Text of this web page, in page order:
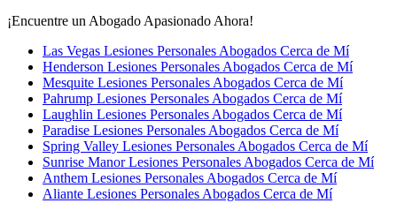
¡Encuentre un Abogado Apasionado Ahora!
Las Vegas Lesiones Personales Abogados Cerca de Mí
Henderson Lesiones Personales Abogados Cerca de Mí
Mesquite Lesiones Personales Abogados Cerca de Mí
Pahrump Lesiones Personales Abogados Cerca de Mí
Laughlin Lesiones Personales Abogados Cerca de Mí
Paradise Lesiones Personales Abogados Cerca de Mí
Spring Valley Lesiones Personales Abogados Cerca de Mí
Sunrise Manor Lesiones Personales Abogados Cerca de Mí
Anthem Lesiones Personales Abogados Cerca de Mí
Aliante Lesiones Personales Abogados Cerca de Mí